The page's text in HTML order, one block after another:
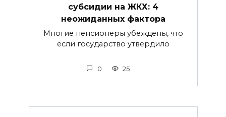
субсидии на ЖКХ: 4
неожиданных фактора
Многие пенсионеры убеждены, что
если государство утвердило
0 25